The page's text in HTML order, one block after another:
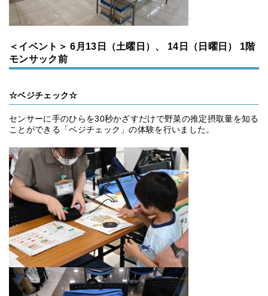
＜イベント＞6月13日（土曜日）、 14日（日曜日） 1階
モンサック前
☆ベジチェック☆
センサーに手のひらを30秒かざすだけで野菜の推定摂取量を知る
ことができる「ベジチェック」の体験を行いました。